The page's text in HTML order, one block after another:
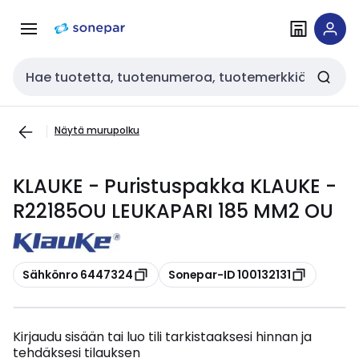
navigointiinsisältöön
Haku
Näytä murupolku
KLAUKE - Puristuspakka KLAUKE -
R22185OU LEUKAPARI 185 MM2 OU
Kopioi
Sähkönro 6447324 Kopioi
Sonepar-ID 100132131
Kirjaudu sisään tai luo tili tarkistaaksesi hinnan ja
tehdäksesi tilauksen